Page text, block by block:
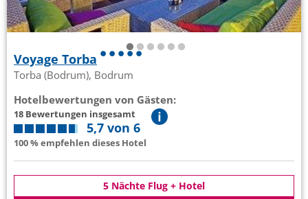
Voyage Torba
Torba (Bodrum), Bodrum
Hotelbewertungen von Gästen:
18 Bewertungen insgesamt
5,7 von 6
100 % empfehlen dieses Hotel
5 Nächte Flug + Hotel